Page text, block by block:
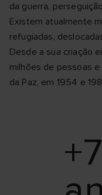
da guerra,
Existem atualmente
refugiadas,
Desde a sua criação
milhões de pessoas
da Paz, em 1954 e